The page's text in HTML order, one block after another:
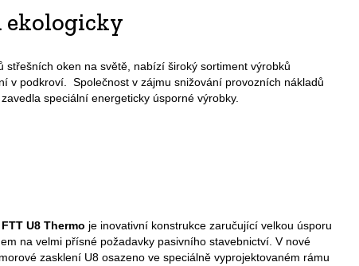
ekologicky
oken na světě, nabízí široký sortiment výrobků
v podkroví. Společnost v zájmu snižování provozních nákladů
speciální energeticky úsporné výrobky.
FTT U8 Thermo je inovativní konstrukce zaručující velkou úsporu
na velmi přísné požadavky pasivního stavebnictví. V nové
zasklení U8 osazeno ve speciálně vyprojektovaném rámu